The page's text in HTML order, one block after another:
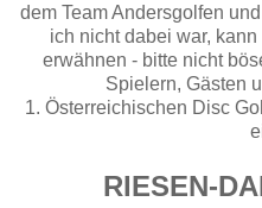
dem Team Andersgolfen
ich nicht dabei war,
erwähnen - bitte nicht
Spielern, Gästen
1. Österreichischen Disc
RIESEN-